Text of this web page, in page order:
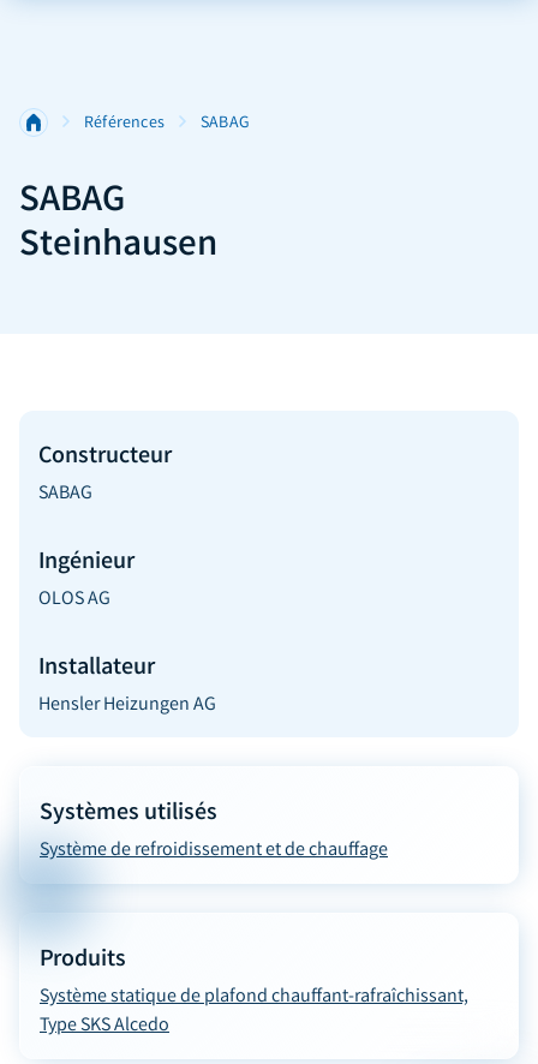
Références SABAG
SABAG
Steinhausen
Constructeur
SABAG
Ingénieur
OLOS AG
Installateur
Hensler Heizungen AG
Systèmes utilisés
Système de refroidissement et de chauffage
Produits
Système statique de plafond chauffant-rafraîchissant,
Type SKS Alcedo